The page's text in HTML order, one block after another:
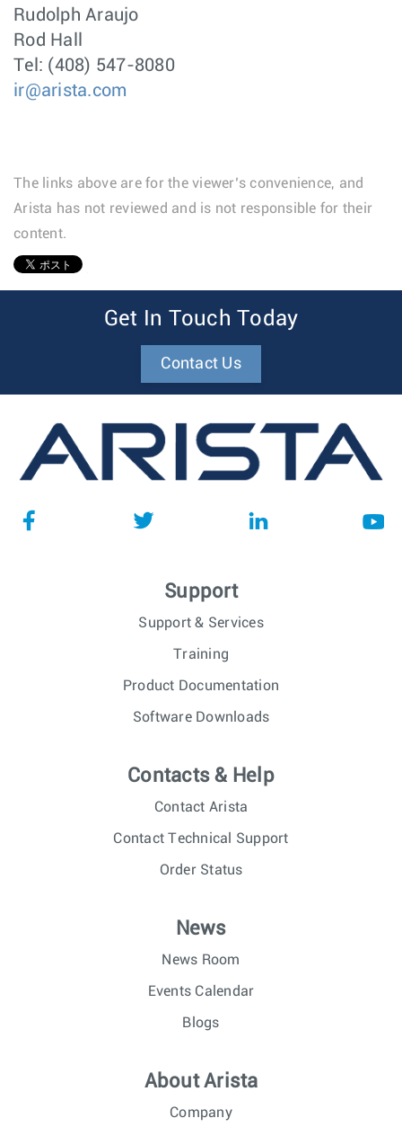
Rudolph Araujo
Rod Hall
Tel: (408) 547-8080
ir@arista.com
The links above are for the viewer’s convenience, and
Arista has not reviewed and is not responsible for their
content.
Get In Touch Today
Contact Us
Support
Support & Services
Training
Product Documentation
Software Downloads
Contacts & Help
Contact Arista
Contact Technical Support
Order Status
News
News Room
Events Calendar
Blogs
About Arista
Company